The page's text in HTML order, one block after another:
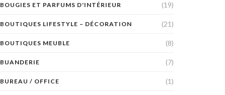
BOUGIES ET PARFUMS D'INTÉRIEUR (19)
BOUTIQUES LIFESTYLE – DÉCORATION (21)
BOUTIQUES MEUBLE (8)
BUANDERIE (7)
BUREAU / OFFICE (1)